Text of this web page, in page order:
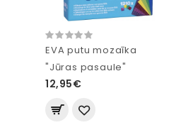
EVA putu mozaīka
"Jūras pasaule"
12,95€